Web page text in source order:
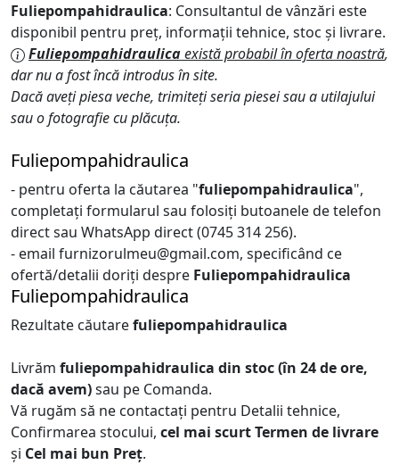
Fuliepompahidraulica: Consultantul de vânzări este
disponibil pentru preț, informații tehnice, stoc și livrare.
Fuliepompahidraulicaexistă probabil în oferta noastră,
dar nu a fost încă introdus în site.
Dacă aveți piesa veche, trimiteți seria piesei sau a utilajului
sau o fotografie cu plăcuța.
Fuliepompahidraulica
- pentru oferta la căutarea "fuliepompahidraulica",
completați formularul sau folosiți butoanele de telefon
direct sau WhatsApp direct (0745 314 256).
- email furnizorulmeu@gmail.com, specificând ce
ofertă/detalii doriți despre Fuliepompahidraulica
Fuliepompahidraulica
Rezultate căutarefuliepompahidraulica
Livrăm fuliepompahidraulica din stoc (în 24 de ore,
dacă avem)sau pe Comanda.
Vă rugăm să ne contactați pentru Detalii tehnice,
Confirmarea stocului, cel mai scurt Termen de livrare
și Cel mai bun Preț.